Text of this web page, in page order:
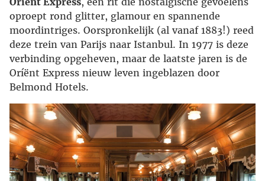
oproept rond glitter, glamour en spannende
moordintriges. Oorspronkelijk (al vanaf 1883!) reed
deze trein van Parijs naar Istanbul. In 1977 is deze
verbinding opgeheven, maar de laatste jaren is de
Oríënt Express nieuw leven ingeblazen door
Belmond Hotels.